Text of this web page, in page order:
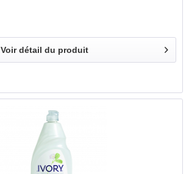
Voir détail du produit